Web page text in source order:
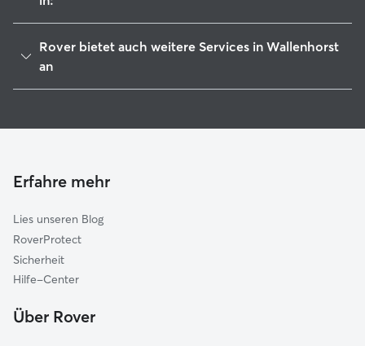
Lotte
Ostercappeln
Georgsmarienhütte
Bissendorf
Hagen am Teutoburger Wald
Rover bietet auch weitere Services in Wallenhorst
an
Gassi-Service in Wallenhorst
Erfahre mehr
Lies unseren Blog
RoverProtect
Sicherheit
Hilfe-Center
Über Rover